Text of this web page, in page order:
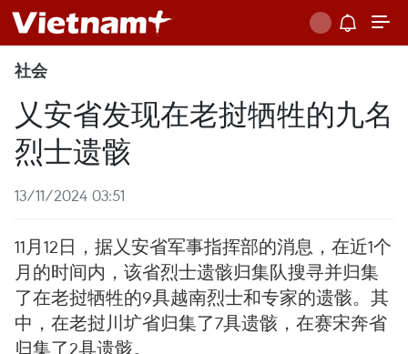
社会
乂安省发现在老挝牺牲的九名
烈士遗骸
13/11/2024 03:51
11月12日，据乂安省军事指挥部的消息，在近1个
月的时间内，该省烈士遗骸归集队搜寻并归集
了在老挝牺牲的9具越南烈士和专家的遗骸。其
中，在老挝川圹省归集了7具遗骸，在赛宋奔省
归集了2具遗骸。